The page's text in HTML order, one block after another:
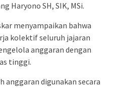
Haryono SH, SIK, MSi.
menyampaikan bahwa
kolektif seluruh jajaran
anggaran dengan
tinggi.
anggaran digunakan secara